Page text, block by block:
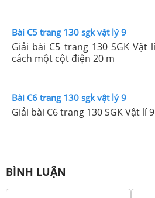
Bài C5 trang 130 sgk vật lý 9
Giải bài C5 trang 130 SGK
cách một cột điện 20 m
Bài C6 trang 130 sgk vật lý 9
Giải bài C6 trang 130 SGK Vật lí
BÌNH LUẬN